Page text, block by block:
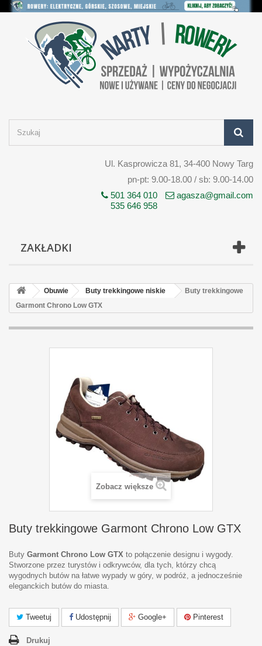
Ul. Kasprowicza 81, 34-400 Nowy Targ
pn-pt: 9.00-18.00 / sb: 9.00-14.00
501 364 010
535 646 958
agasza@gmail.com
ZAKŁADKI
Obuwie Buty trekkingowe niskie
Buty trekkingowe
Garmont Chrono Low GTX
Zobacz większe
Buty trekkingowe Garmont Chrono Low GTX
Buty Garmont Chrono Low GTX to połączenie designu i wygody.
Stworzone przez turystów i odkrywców, dla tych, którzy chcą
wygodnych butów na łatwe wypady w góry, w podróż, a jednocześnie
eleganckich butów do miasta.
Tweetuj Udostępnij Google+ Pinterest
Drukuj